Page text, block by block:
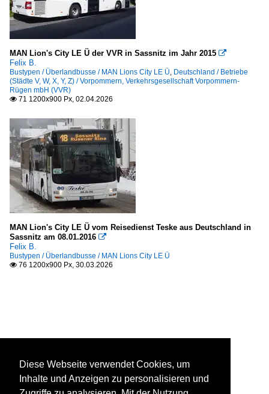
MAN Lion's City LE Ü der VVR in Sassnitz im Jahr 2015 
Felix B.
Bustypen / Überlandbusse / MAN Lions City LE Ü, Deutschland / Betriebe
(Städte V, W, X, Y, Z) / Vorpommern, Verkehrsgesellschaft Vorpommern-
Rügen mbH (VVR)
 71 1200x900 Px, 02.04.2026
MAN Lion's City LE Ü vom Reisedienst Teske aus Deutschland in
Sassnitz am 08.01.2016 
Felix B.
Bustypen / Überlandbusse / MAN Lions City LE Ü
 76 1200x900 Px, 30.03.2026
Diese Webseite verwendet Cookies, um
Inhalte und Anzeigen zu personalisieren und